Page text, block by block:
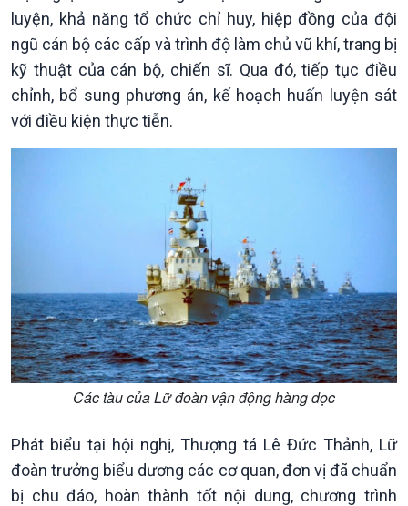
Theo dòng Thời sự
Chính phủ với người dân
Quốc hội với cử tri
Xây dựng đảng
Đảng trong cuộc sống
Nhận diện sự thật
Pháp luật và đời sống
Thế giới
Tin thế giới
Vấn đề quốc tế
Hồ sơ sự kiện quốc tế
Thế giới & Việt Nam
Biên cương - Một dải vững
bền
luyện, khả năng tổ chức chỉ huy, hiệp đồng của đội
ngũ cán bộ các cấp và trình độ làm chủ vũ khí, trang bị
kỹ thuật của cán bộ, chiến sĩ. Qua đó, tiếp tục điều
chỉnh, bổ sung phương án, kế hoạch huấn luyện sát
với điều kiện thực tiễn.
Các tàu của Lữ đoàn vận động hàng dọc
Phát biểu tại hội nghị, Thượng tá Lê Đức Thảnh, Lữ
đoàn trưởng biểu dương các cơ quan, đơn vị đã chuẩn
bị chu đáo, hoàn thành tốt nội dung, chương trình